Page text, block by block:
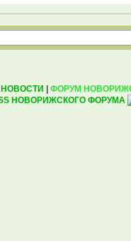
НОВОСТИ | ФОРУМ